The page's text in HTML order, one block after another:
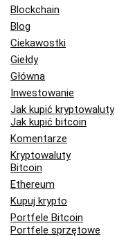
Blockchain
Blog
Ciekawostki
Giełdy
Główna
Inwestowanie
Jak kupić kryptowaluty
Jak kupić bitcoin
Komentarze
Kryptowaluty
Bitcoin
Ethereum
Kupuj krypto
Portfele Bitcoin
Portfele sprzętowe